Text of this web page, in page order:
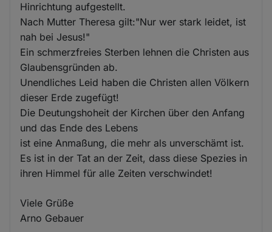
Hinrichtung aufgestellt.
Nach Mutter Theresa gilt:"Nur wer stark leidet, ist
nah bei Jesus!"
Ein schmerzfreies Sterben lehnen die Christen aus
Glaubensgründen ab.
Unendliches Leid haben die Christen allen Völkern
dieser Erde zugefügt!
Die Deutungshoheit der Kirchen über den Anfang
und das Ende des Lebens
ist eine Anmaßung, die mehr als unverschämt ist.
Es ist in der Tat an der Zeit, dass diese Spezies in
ihren Himmel für alle Zeiten verschwindet!
Viele Grüße
Arno Gebauer